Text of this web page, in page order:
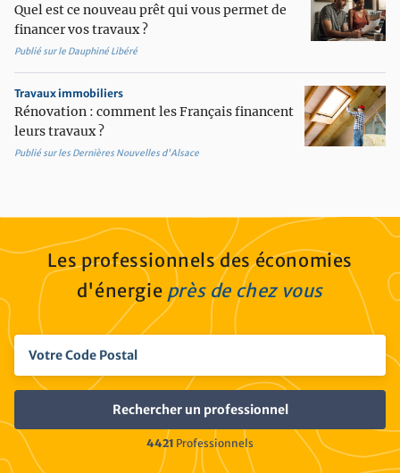
Quel est ce nouveau prêt qui vous permet de
financer vos travaux ?
Publié sur le Dauphiné Libéré
Travaux immobiliers
Rénovation : comment les Français financent
leurs travaux ?
Publié sur les Dernières Nouvelles d'Alsace
Les professionnels des économies
d'énergie près de chez vous
4421 Professionnels